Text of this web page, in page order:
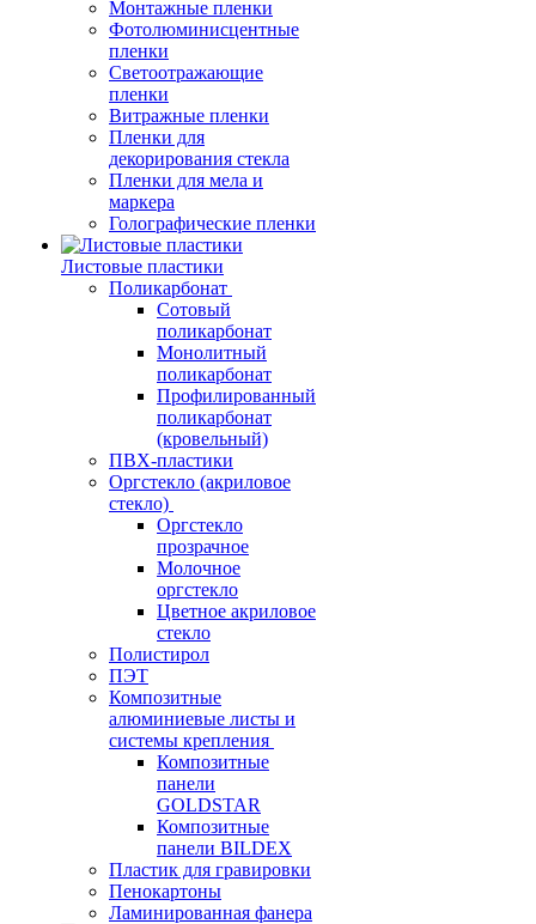
Монтажные пленки
Фотолюминисцентные
пленки
Светоотражающие
пленки
Витражные пленки
Пленки для
декорирования стекла
Пленки для мела и
маркера
Голографические пленки
Листовые пластики
Поликарбонат
Сотовый
поликарбонат
Монолитный
поликарбонат
Профилированный
поликарбонат
(кровельный)
ПВХ-пластики
Оргстекло (акриловое
стекло)
Оргстекло
прозрачное
Молочное
оргстекло
Цветное акриловое
стекло
Полистирол
ПЭТ
Композитные
алюминиевые листы и
системы крепления
Композитные
панели
GOLDSTAR
Композитные
панели BILDEX
Пластик для гравировки
Пенокартоны
Ламинированная фанера